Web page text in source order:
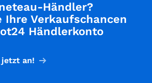
Händler?
Ihre Verkaufschancen
Händlerkonto
jetzt an!